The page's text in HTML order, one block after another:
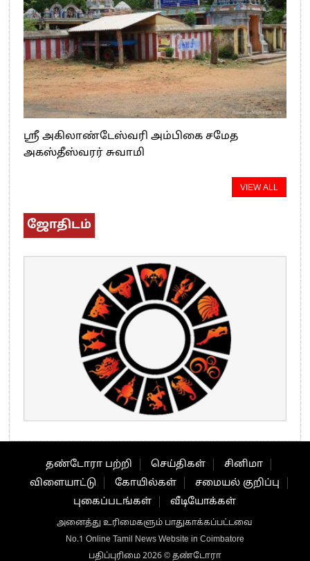
ஸ்ரீ அகிலாண்டேஸ்வரி அம்பிகை சமேத
அகஸ்தீஸ்வரர் சுவாமி
VIEW ALL
ஜோதிடம்
தண்டோரா பற்றி செய்திகள்
சினிமா
விளையாட்டு
கோயில்கள்
சமையல் குறிப்பு
புகைப்படங்கள்
வீடியோக்கள்
அனைத்து உரிமைகளும் பாதுகாக்கப்பட்டவை
No.1 Online Tamil News Website in Coimbatore
பதிப்புரிமை 2026 © தண்டோரா